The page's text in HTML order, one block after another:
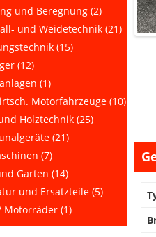
und Beregnung (2)
und Weidetechnik (21)
(15)
(12)
(1)
Motorfahrzeuge (10)
Holztechnik (25)
(21)
(7)
Garten (14)
und Ersatzteile (5)
Motorräder (1)